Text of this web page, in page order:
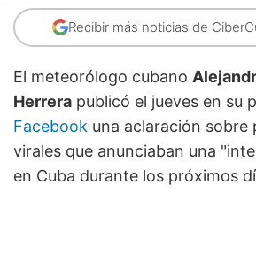
Recibir más noticias de
El meteorólogo cubano
Herrera publicó el jueves en su
Facebook una aclaración sobre
virales que anunciaban una
en Cuba durante los próximos